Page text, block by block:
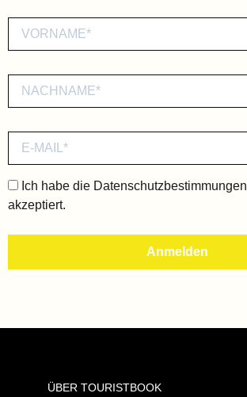
Ich habe die Datenschutzbestimmungen
akzeptiert.
ÜBER TOURISTBOOK